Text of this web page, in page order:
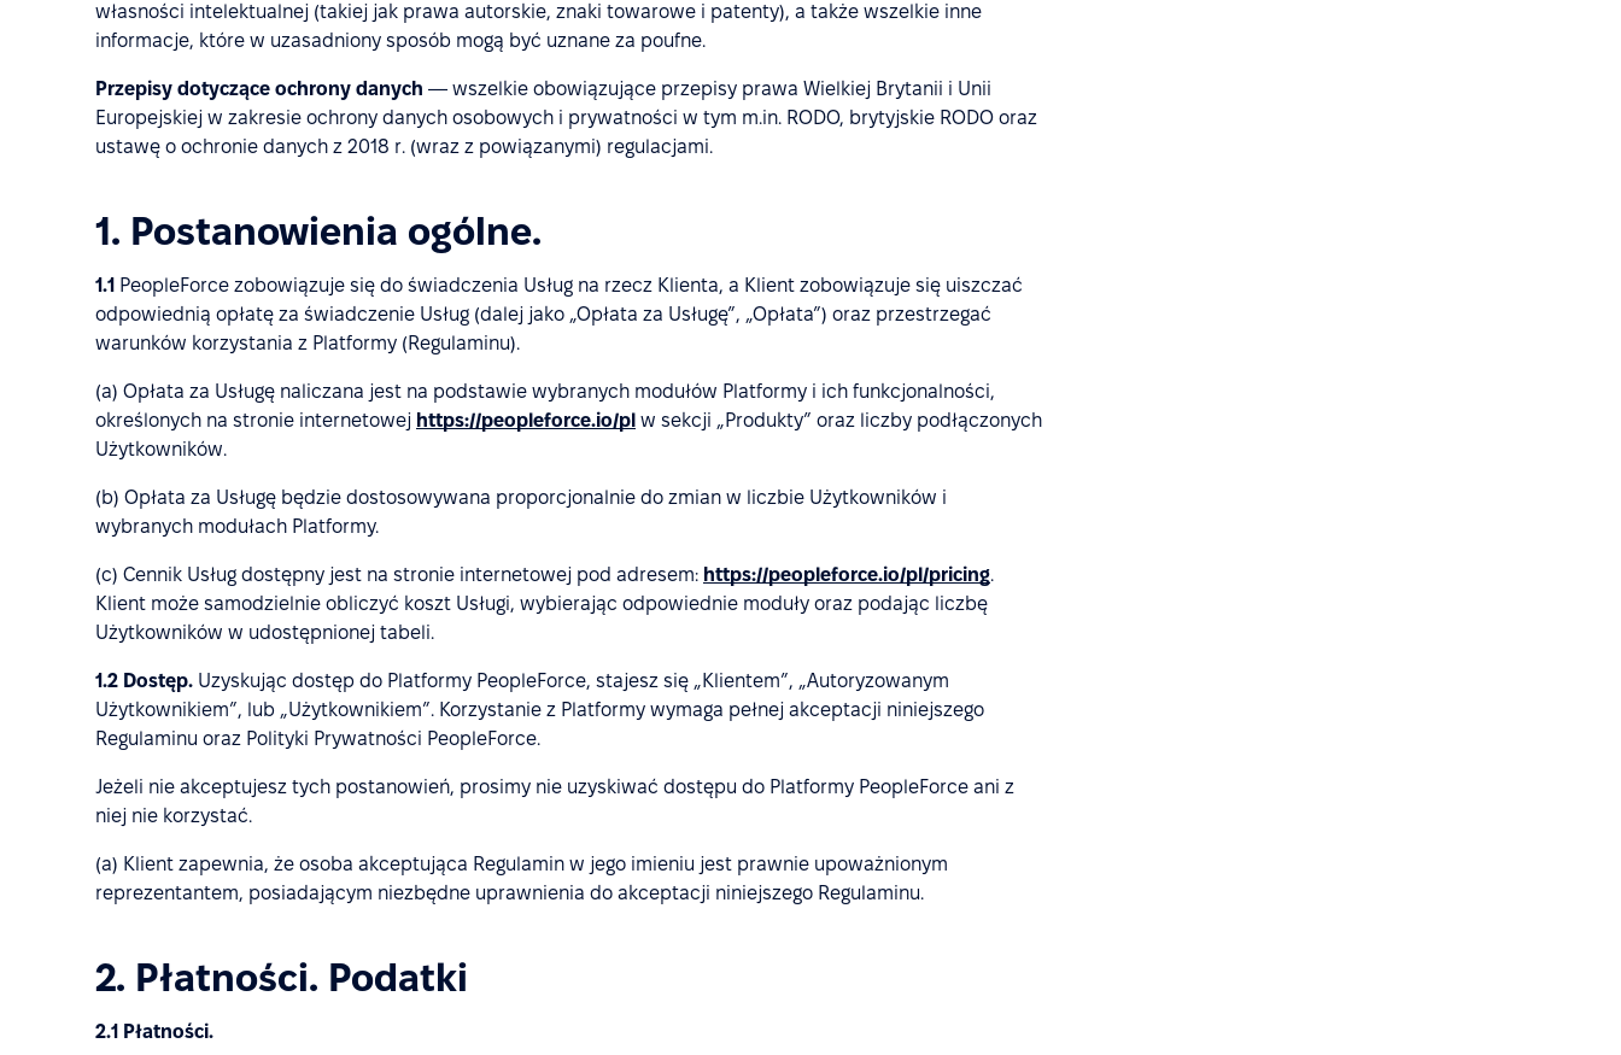
własności intelektualnej (takiej jak prawa autorskie, znaki towarowe i patenty), a także wszelkie inne
informacje, które w uzasadniony sposób mogą być uznane za poufne.
Przepisy dotyczące ochrony danych — wszelkie obowiązujące przepisy prawa Wielkiej Brytanii i Unii
Europejskiej w zakresie ochrony danych osobowych i prywatności w tym m.in. RODO, brytyjskie RODO oraz
ustawę o ochronie danych z 2018 r. (wraz z powiązanymi) regulacjami.
1. Postanowienia ogólne.
1.1 PeopleForce zobowiązuje się do świadczenia Usług na rzecz Klienta, a Klient zobowiązuje się uiszczać
odpowiednią opłatę za świadczenie Usług (dalej jako „Opłata za Usługę”, „Opłata”) oraz przestrzegać
warunków korzystania z Platformy (Regulaminu).
(a) Opłata za Usługę naliczana jest na podstawie wybranych modułów Platformy i ich funkcjonalności,
określonych na stronie internetowej https://peopleforce.io/pl w sekcji „Produkty” oraz liczby podłączonych
Użytkowników.
(b) Opłata za Usługę będzie dostosowywana proporcjonalnie do zmian w liczbie Użytkowników i
wybranych modułach Platformy.
(c) Cennik Usług dostępny jest na stronie internetowej pod adresem: https://peopleforce.io/pl/pricing.
Klient może samodzielnie obliczyć koszt Usługi, wybierając odpowiednie moduły oraz podając liczbę
Użytkowników w udostępnionej tabeli.
1.2 Dostęp. Uzyskując dostęp do Platformy PeopleForce, stajesz się „Klientem”, „Autoryzowanym
Użytkownikiem”, lub „Użytkownikiem”. Korzystanie z Platformy wymaga pełnej akceptacji niniejszego
Regulaminu oraz Polityki Prywatności PeopleForce.
Jeżeli nie akceptujesz tych postanowień, prosimy nie uzyskiwać dostępu do Platformy PeopleForce ani z
niej nie korzystać.
(a) Klient zapewnia, że osoba akceptująca Regulamin w jego imieniu jest prawnie upoważnionym
reprezentantem, posiadającym niezbędne uprawnienia do akceptacji niniejszego Regulaminu.
2. Płatności. Podatki
2.1 Płatności.